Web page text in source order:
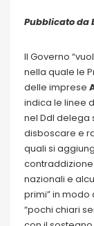
Pubblicato da
Il Governo
nella quale le
delle imprese
indica le linee
nel Ddl delega
disboscare e
quali si
nazionali e
primi” in
“pochi chiari